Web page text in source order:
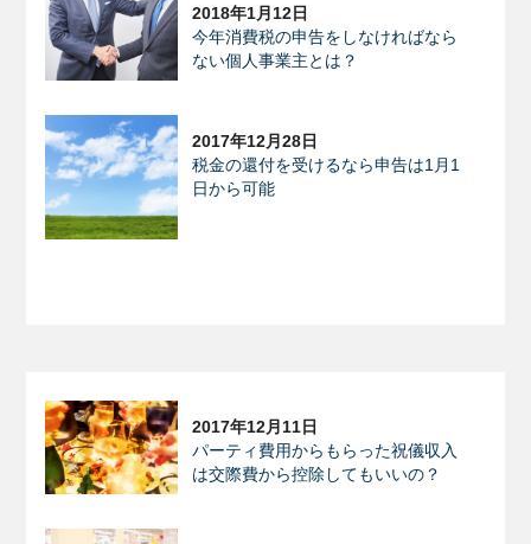
2018年1月12日
今年消費税の申告をしなければなら
ない個人事業主とは？
2017年12月28日
税金の還付を受けるなら申告は1月1
日から可能
2017年12月11日
パーティ費用からもらった祝儀収入
は交際費から控除してもいいの？